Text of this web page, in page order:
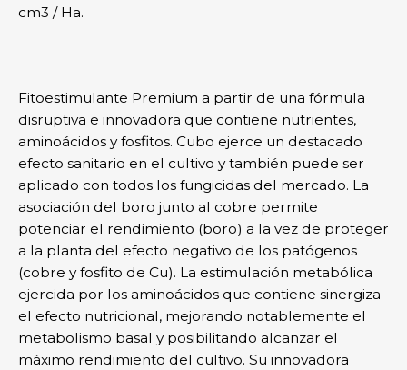
cm3 / Ha.
Fitoestimulante Premium a partir de una fórmula
disruptiva e innovadora que contiene nutrientes,
aminoácidos y fosfitos. Cubo ejerce un destacado
efecto sanitario en el cultivo y también puede ser
aplicado con todos los fungicidas del mercado. La
asociación del boro junto al cobre permite
potenciar el rendimiento (boro) a la vez de proteger
a la planta del efecto negativo de los patógenos
(cobre y fosfito de Cu). La estimulación metabólica
ejercida por los aminoácidos que contiene sinergiza
el efecto nutricional, mejorando notablemente el
metabolismo basal y posibilitando alcanzar el
máximo rendimiento del cultivo. Su innovadora